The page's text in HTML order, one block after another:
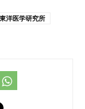
東洋医学研究所